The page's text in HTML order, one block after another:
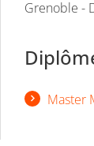
Grenoble -
Master